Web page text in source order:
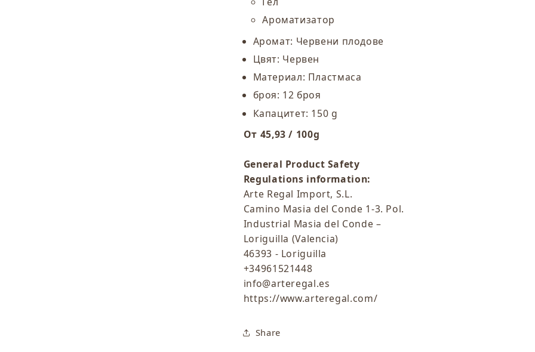
Ароматизатор
Аромат: Червени плодове
Цвят: Червен
Материал: Пластмаса
броя: 12 броя
Капацитет: 150 g
От 45,93 / 100g
General Product Safety
Regulations information:
Arte Regal Import, S.L.
Camino Masia del Conde 1-3. Pol.
Industrial Masia del Conde –
Loriguilla (Valencia)
46393 - Loriguilla
+34961521448
info@arteregal.es
https://www.arteregal.com/
Share